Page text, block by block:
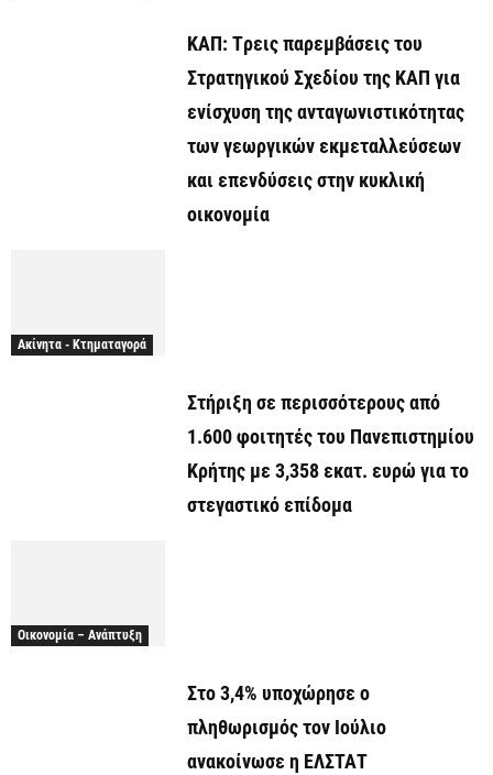
ΚΑΠ: Tρεις παρεμβάσεις του
Στρατηγικού Σχεδίου της ΚΑΠ για
ενίσχυση της ανταγωνιστικότητας
των γεωργικών εκμεταλλεύσεων
και επενδύσεις στην κυκλική
οικονομία
Ακίνητα - Κτηματαγορά
Στήριξη σε περισσότερους από
1.600 φοιτητές του Πανεπιστημίου
Κρήτης με 3,358 εκατ. ευρώ για το
στεγαστικό επίδομα
Οικονομία – Ανάπτυξη
Στο 3,4% υποχώρησε ο
πληθωρισμός τον Ιούλιο
ανακοίνωσε η ΕΛΣΤΑΤ